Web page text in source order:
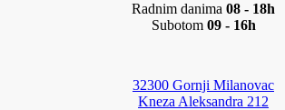
Radnim danima 08 - 18h
Subotom 09 - 16h
32300 Gornji Milanovac
Kneza Aleksandra 212